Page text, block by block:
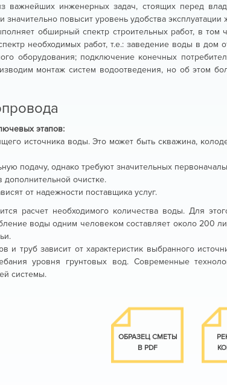
важнейших инженерных задач, стоящих перед
повысит уровень удобства эксплуатации
обширный спектр строительных работ, в
необходимых работ, т.е.: заведение воды в дом
оборудования; подключение конечных
монтаж систем водоотведения, но об этом
этапов:
источника воды. Это может быть скважина,
подачу, однако требуют значительных
дополнительной очистке.
от надежности поставщика услуг.
расчет необходимого количества воды. Для
воды одним человеком составляет около 200
и труб зависит от характеристик выбранного
уровня грунтовых вод. Современные
системы.
ОБРАЗЕЦ СМЕТЫ
В PDF